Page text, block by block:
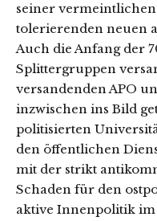
seiner
tolerierenden neuen
Auch die Anfang der
Splittergruppen
versandenden APO
inzwischen ins Bild
politisierten
den öffentlichen
mit der strikt
Schaden für den
aktive Innenpolitik im